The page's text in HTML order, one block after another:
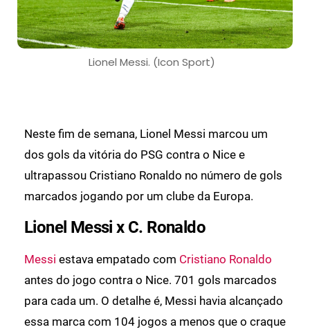
Lionel Messi. (Icon Sport)
Neste fim de semana, Lionel Messi marcou um
dos gols da vitória do PSG contra o Nice e
ultrapassou Cristiano Ronaldo no número de gols
marcados jogando por um clube da Europa.
Lionel Messi x C. Ronaldo
Messi estava empatado com Cristiano Ronaldo
antes do jogo contra o Nice. 701 gols marcados
para cada um. O detalhe é, Messi havia alcançado
essa marca com 104 jogos a menos que o craque